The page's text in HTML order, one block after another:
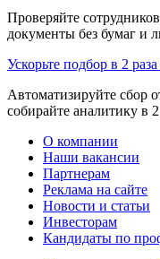
Проверяйте
документы без бумаг и
Ускорьте подбор в 2
Автоматизируйте сбор
собирайте аналитику в
О компании
Наши вакансии
Партнерам
Реклама на сайте
Новости и статьи
Инвесторам
Кандидаты по